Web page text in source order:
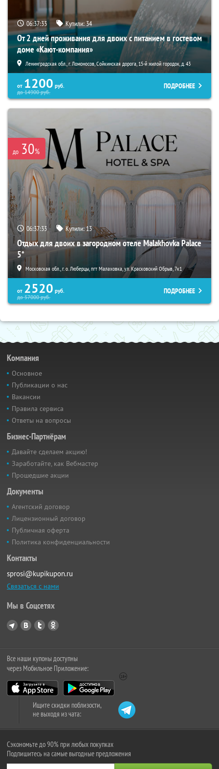
06:37:31 Купили:34
От 2 дней проживания для двоих с питанием в гостевом
доме «Кают-компания»
Ленинградская обл., г. Ломоносов, Сойкинская дорога, 15-й жилой городок, д. 43
от 1200 руб.
до14900руб.
ПОДРОБНЕЕ
до 30%
06:37:31 Купили:13
Отдых для двоих в загородном отеле Malakhovka Palace
5*
Московская обл., г. о. Люберцы, пгт Малаховка, ул. Красковский Обрыв, 7к1
от 2520 руб.
до57000руб.
ПОДРОБНЕЕ
Компания
Основное
Публикации о нас
Вакансии
Правила сервиса
Ответы на вопросы
Бизнес-Партнёрам
Давайте сделаем акцию!
Заработайте, как Вебмастер
Прошедшие акции
Документы
Агентский договор
Лицензионный договор
Публичная оферта
Политика конфиденциальности
Контакты
sprosi@kupikupon.ru
Связаться с нами
Мы в Соцсетях
Все наши купоны доступны
через Мобильное Приложение:
Ищите скидки поблизости,
не выходя из чата:
Сэкономьте до 90% при любых покупках
Подпишитесь на самые выгодные предложения